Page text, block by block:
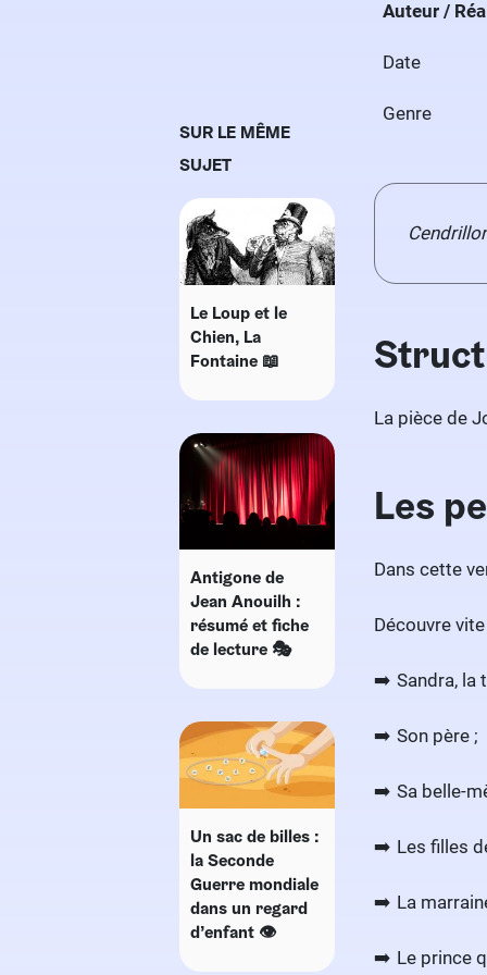
Auteur /
Date
Genre
La pièce de
Les
Dans cette
Découvre
Sandra, la
Son père ;
Sa belle-
Les filles
La
Le prince
SUR LE MÊME
SUJET
Le Loup et le
Chien, La
Fontaine 📖
Antigone de
Jean Anouilh :
résumé et fiche
de lecture 🎭
Un sac de billes :
la Seconde
Guerre mondiale
dans un regard
d’enfant 👁